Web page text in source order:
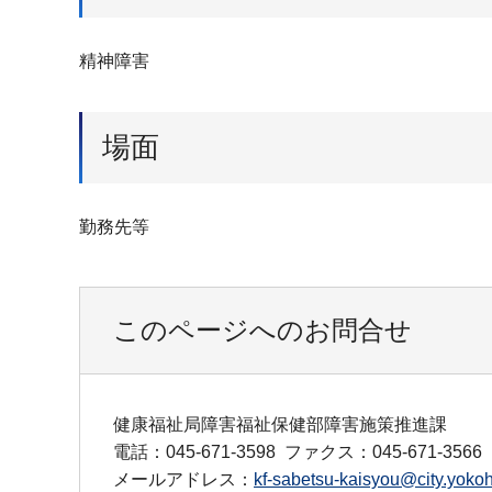
精神障害
場面
勤務先等
このページへのお問合せ
健康福祉局障害福祉保健部障害施策推進課
電話：045-671-3598 ファクス：045-671-3566
メールアドレス： kf-sabetsu-